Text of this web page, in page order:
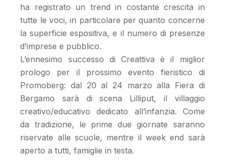
ha registrato un trend in costante crescita in
tutte le voci, in particolare per quanto concerne
la superficie espositiva, e il numero di presenze
d’imprese e pubblico.
L’ennesimo successo di Creattiva è il miglior
prologo per il prossimo evento fieristico di
Promoberg: dal 20 al 24 marzo alla Fiera di
Bergamo sarà di scena Lilliput, il villaggio
creativo/educativo dedicato all’infanzia. Come
da tradizione, le prime due giornate saranno
riservate alle scuole, mentre il week end sarà
aperto a tutti, famiglie in testa.